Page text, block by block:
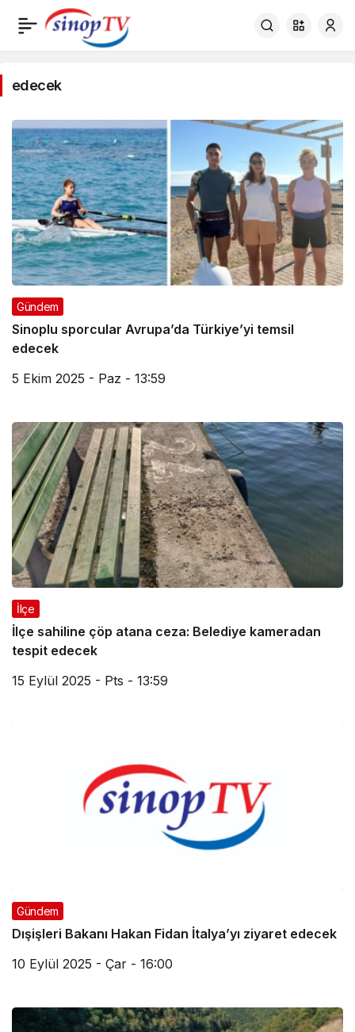
Haberleri
edecek
Gündem
Sinoplu sporcular Avrupa’da Türkiye’yi temsil
edecek
5 Ekim 2025 - Paz - 13:59
İlçe
İlçe sahiline çöp atana ceza: Belediye kameradan
tespit edecek
15 Eylül 2025 - Pts - 13:59
Gündem
Dışişleri Bakanı Hakan Fidan İtalya’yı ziyaret edecek
10 Eylül 2025 - Çar - 16:00